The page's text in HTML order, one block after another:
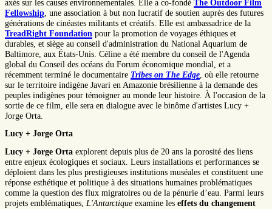
axés sur les causes environnementales. Elle a co-fondé The Outdoor Film
Fellowship, une association à but non lucratif de soutien auprès des futures
générations de cinéastes militants et créatifs. Elle est ambassadrice de la
TreadRight Foundation pour la promotion de voyages éthiques et
durables, et siège au conseil d'administration du National Aquarium de
Baltimore, aux États-Unis. Céline a été membre du conseil de l'Agenda
global du Conseil des océans du Forum économique mondial, et a
récemment terminé le documentaire Tribes on The Edge, où elle retourne
sur le territoire indigène Javari en Amazonie brésilienne à la demande des
peuples indigènes pour témoigner au monde leur histoire. À l'occasion de la
sortie de ce film, elle sera en dialogue avec le binôme d'artistes Lucy +
Jorge Orta.
Lucy + Jorge Orta
Lucy + Jorge Orta explorent depuis plus de 20 ans la porosité des liens
entre enjeux écologiques et sociaux. Leurs installations et performances se
déploient dans les plus prestigieuses institutions muséales et constituent une
réponse esthétique et politique à des situations humaines problématiques
comme la question des flux migratoires ou de la pénurie d’eau. Parmi leurs
projets emblématiques, L'Antarctique examine les effets du changement